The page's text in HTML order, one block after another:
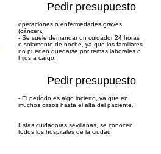
Pedir presupuesto
Pedir presupuesto
operaciones o enfermedades graves
(cáncer).
- Se suele demandar un cuidador 24 horas
o solamente de noche, ya que los familiares
no pueden quedarse por temas laborales o
hijos a cargo.
- El período es algo incierto, ya que en
muchos casos hasta el alta del paciente.
Estas cuidadoras sevillanas, se conocen
todos los hospitales de la ciudad.